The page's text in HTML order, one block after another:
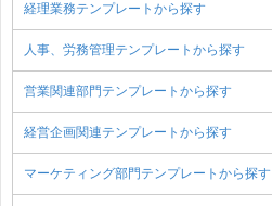
経理業務テンプレートから探す
人事、労務管理テンプレートから探す
営業関連部門テンプレートから探す
経営企画関連テンプレートから探す
マーケティング部門テンプレートから探す